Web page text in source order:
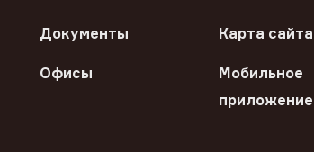
Документы Карта сайта
Офисы
Мобильное
приложение